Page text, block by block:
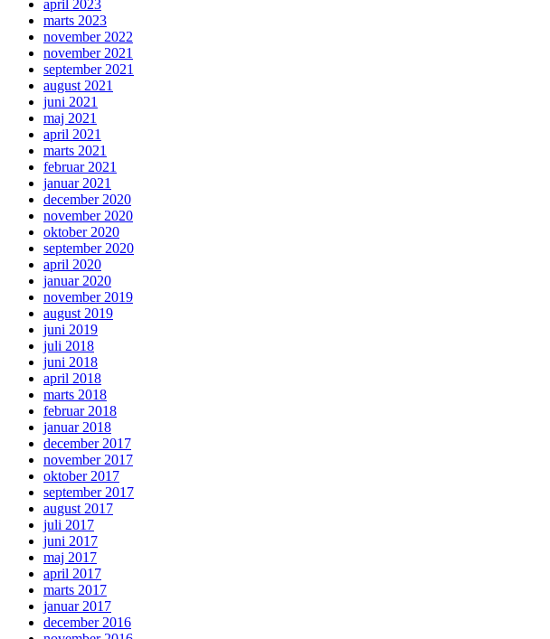
april 2023
marts 2023
november 2022
november 2021
september 2021
august 2021
juni 2021
maj 2021
april 2021
marts 2021
februar 2021
januar 2021
december 2020
november 2020
oktober 2020
september 2020
april 2020
januar 2020
november 2019
august 2019
juni 2019
juli 2018
juni 2018
april 2018
marts 2018
februar 2018
januar 2018
december 2017
november 2017
oktober 2017
september 2017
august 2017
juli 2017
juni 2017
maj 2017
april 2017
marts 2017
januar 2017
december 2016